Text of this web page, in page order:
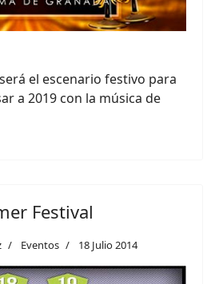
el escenario festivo para
a 2019 con la música de
Festival
Eventos 18 Julio 2014